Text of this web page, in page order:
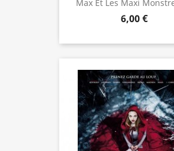
Max Et Les Maxi
6,00 €